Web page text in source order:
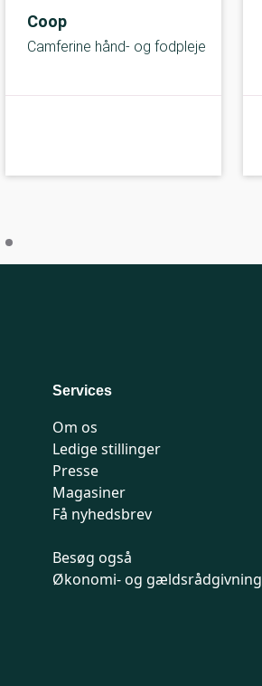
Coop
Camferine hånd- og fodpleje
Services
Om os
Ledige stillinger
Presse
Magasiner
Få nyhedsbrev
Besøg også
Økonomi- og gældsrådgivning